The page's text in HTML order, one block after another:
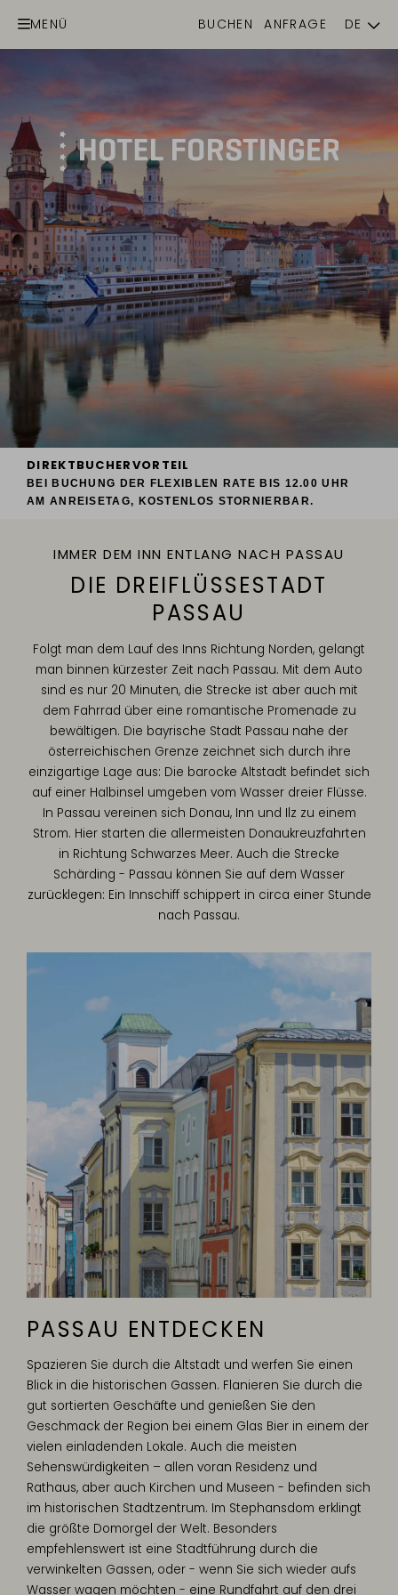
MENÜ BUCHEN ANFRAGE
DE
DIREKTBUCHERVORTEIL
BEI BUCHUNG DER FLEXIBLEN RATE BIS 12.00 UHR
AM ANREISETAG, KOSTENLOS STORNIERBAR.
IMMER DEM INN ENTLANG NACH PASSAU
DIE DREIFLÜSSESTADT
PASSAU
Folgt man dem Lauf des Inns Richtung Norden, gelangt
man binnen kürzester Zeit nach Passau. Mit dem Auto
sind es nur 20 Minuten, die Strecke ist aber auch mit
dem Fahrrad über eine romantische Promenade zu
bewältigen. Die bayrische Stadt Passau nahe der
österreichischen Grenze zeichnet sich durch ihre
einzigartige Lage aus: Die barocke Altstadt befindet sich
auf einer Halbinsel umgeben vom Wasser dreier Flüsse.
In Passau vereinen sich Donau, Inn und Ilz zu einem
Strom. Hier starten die allermeisten Donaukreuzfahrten
in Richtung Schwarzes Meer. Auch die Strecke
Schärding - Passau können Sie auf dem Wasser
zurücklegen: Ein Innschiff schippert in circa einer Stunde
nach Passau.
PASSAU ENTDECKEN
Spazieren Sie durch die Altstadt und werfen Sie einen
Blick in die historischen Gassen. Flanieren Sie durch die
gut sortierten Geschäfte und genießen Sie den
Geschmack der Region bei einem Glas Bier in einem der
vielen einladenden Lokale. Auch die meisten
Sehenswürdigkeiten – allen voran Residenz und
Rathaus, aber auch Kirchen und Museen - befinden sich
im historischen Stadtzentrum. Im Stephansdom erklingt
die größte Domorgel der Welt. Besonders
empfehlenswert ist eine Stadtführung durch die
verwinkelten Gassen, oder - wenn Sie sich wieder aufs
Wasser wagen möchten - eine Rundfahrt auf den drei